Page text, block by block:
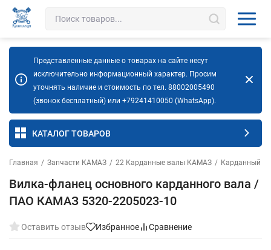
Представленные данные о товарах на сайте несут
исключительно информационный характер. Просим
уточнять наличие и стоимость по тел. 88002005490
(звонок бесплатный) или +79241410050 (WhatsApp).
КАТАЛОГ ТОВАРОВ
Главная / Запчасти КАМАЗ / 22 Карданные валы КАМАЗ / Карданный
Вилка-фланец основного карданного вала /
ПАО КАМАЗ 5320-2205023-10
Оставить отзыв Избранное Сравнение